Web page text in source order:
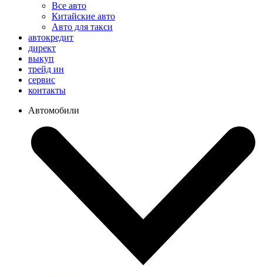
Все авто
Китайские авто
Авто для такси
автокредит
директ
выкуп
трейд ин
сервис
контакты
Автомобили